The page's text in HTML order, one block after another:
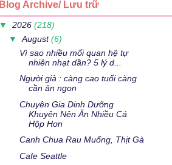
Blog Archive/ Lưu trữ
▼ 2026 (218)
▼August(6)
Vì sao nhiều mối quan hệ tự
nhiên nhạt dần? 5 lý d...
Người già : càng cao tuổi càng
cần ăn ngon
Chuyên Gia Dinh Dưỡng
Khuyên Nên Ăn Nhiều Cá
Hộp Hơn
Canh Chua Rau Muống, Thịt Gà
Cafe Seattle